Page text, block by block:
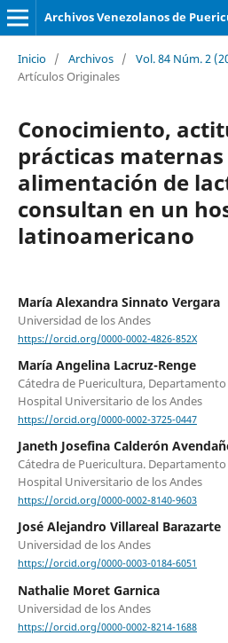
Archivos Venezolanos de
Inicio / Archivos / Vol. 84 Núm. 2
Artículos Originales
Conocimiento,
prácticas
alimentación de
consultan en un
latinoamericano
María Alexandra Sinnato Vergara
Universidad de los Andes
https://orcid.org/0000-0002-4826-852X
María Angelina Lacruz-Renge
Cátedra de Puericultura,
Hospital Universitario de los Andes
https://orcid.org/0000-0002-3725-0447
Janeth Josefina Calderón
Cátedra de Puericultura.
Hospital Universitario de los Andes
https://orcid.org/0000-0002-8140-9603
José Alejandro Villareal Barazarte
Universidad de los Andes
https://orcid.org/0000-0003-0184-6051
Nathalie Moret Garnica
Universidad de los Andes
https://orcid.org/0000-0002-8214-1688